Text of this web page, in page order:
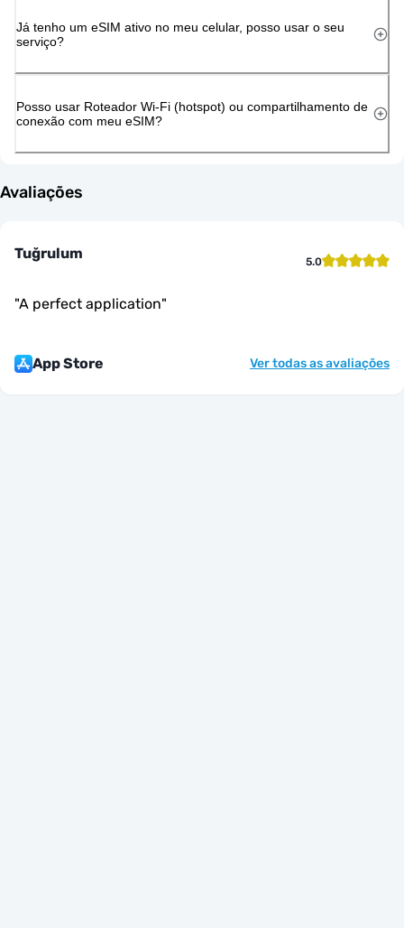
Já tenho um eSIM ativo no meu celular, posso usar o seu
serviço?
Posso usar Roteador Wi-Fi (hotspot) ou compartilhamento de
conexão com meu eSIM?
Avaliações
Tuğrulum 5.0
"A perfect application"
App Store Ver todas as avaliações